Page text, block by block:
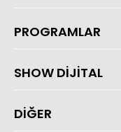
PROGRAMLAR
SHOW DİJİTAL
DİĞER